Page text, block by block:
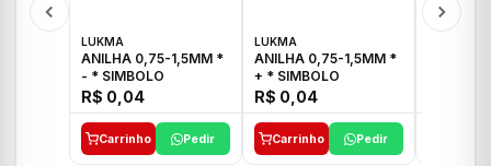
LUKMA
ANILHA 0,75-1,5MM *
- * SIMBOLO
R$ 0,04
Carrinho Pedir
LUKMA
ANILHA 0,75-1,5MM *
+ * SIMBOLO
R$ 0,04
Carrinho Pedir